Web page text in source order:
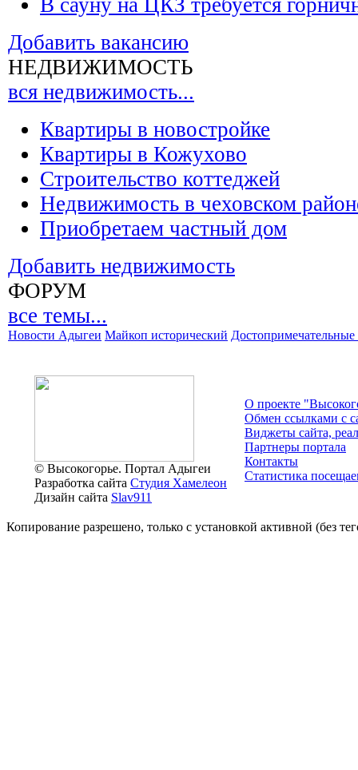
В сауну на ЦКЗ требуется
Добавить вакансию
НЕДВИЖИМОСТЬ
вся недвижимость...
Квартиры в новостройке
Квартиры в Кожухово
Строительство коттеджей
Недвижимость в чеховском
Приобретаем частный дом
Добавить недвижимость
ФОРУМ
все темы...
Новости Адыгеи Майкоп исторический Достопримечательные
© Высокогорье. Портал Адыгеи
Разработка сайта Студия Хамелеон
Дизайн сайта Slav911
О проекте
Обмен ссылками c
Виджеты сайта,
Партнеры портала
Контакты
Статистика
Копирование разрешено, только с установкой активной (без